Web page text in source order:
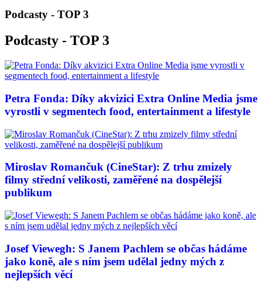
Podcasty - TOP 3
Podcasty - TOP 3
Petra Fonda: Díky akvizici Extra Online Media jsme
vyrostli v segmentech food, entertainment a lifestyle
Miroslav Romančuk (CineStar): Z trhu zmizely
filmy střední velikosti, zaměřené na dospělejší
publikum
Josef Viewegh: S Janem Pachlem se občas hádáme
jako koně, ale s ním jsem udělal jedny mých z
nejlepších věcí